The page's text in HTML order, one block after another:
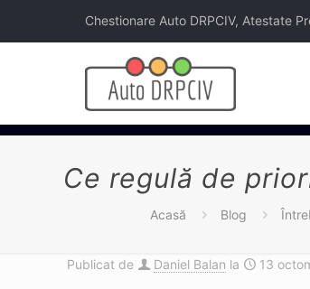
Chestionare Auto DRPCIV, Atestate
Ce regulă de
Acasă Blog
Publicat de Daniel Balan la 13